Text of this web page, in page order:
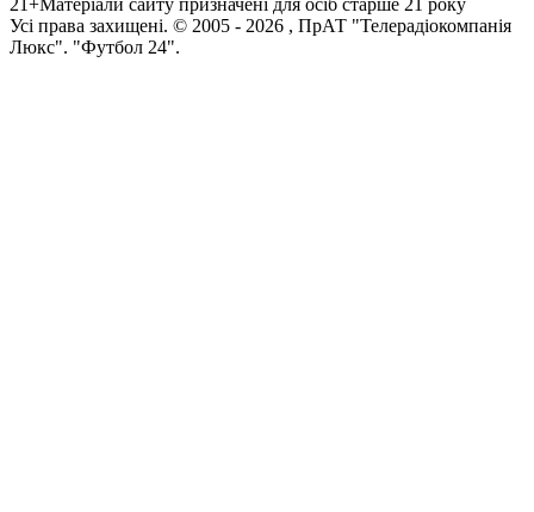
21+Матеріали сайту призначені для осіб старше 21 року
Усi права захищенi. © 2005 - 2026 , ПрАТ "Телерадіокомпанія
Люкс". "Футбол 24".